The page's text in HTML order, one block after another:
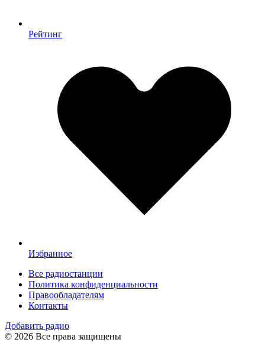
Рейтинг
Избранное
Все радиостанции
Политика конфиденциальности
Правообладателям
Контакты
Добавить радио
© 2026 Все права защищены